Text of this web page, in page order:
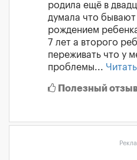
родила ещё в
думала что
рождением
7 лет а второго
переживать что у
проблемы...
Полезный